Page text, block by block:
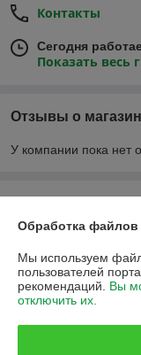
Контакты
Сегодня
Показать весь
Отзывы о
У компании пока нет
О нас
Доставка и оплата
График работы
Обработка
Мы используем
пользователей
рекомендаций. Вы
отключить их.